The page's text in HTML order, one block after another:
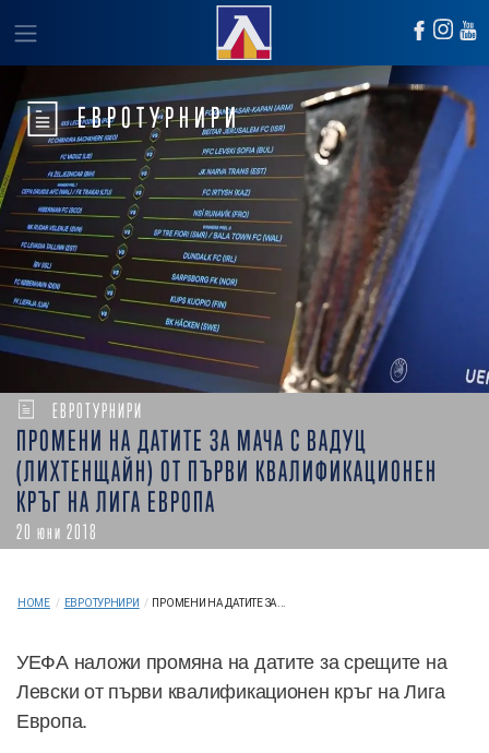
ЕВРОТУРНИРИ
ЕВРОТУРНИРИ
ПРОМЕНИ НА ДАТИТЕ ЗА МАЧА С ВАДУЦ
(ЛИХТЕНЩАЙН) ОТ ПЪРВИ КВАЛИФИКАЦИОНЕН
КРЪГ НА ЛИГА ЕВРОПА
20 юни 2018
HOME / ЕВРОТУРНИРИ / ПРОМЕНИ НА ДАТИТЕ ЗА...
УЕФА наложи промяна на датите за срещите на
Левски от първи квалификационен кръг на Лига
Европа.